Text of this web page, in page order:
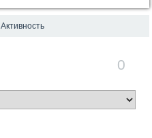
Активность
0